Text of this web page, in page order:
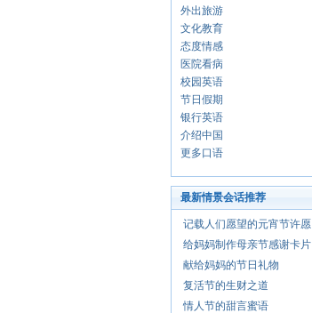
外出旅游
文化教育
态度情感
医院看病
校园英语
节日假期
银行英语
介绍中国
更多口语
最新情景会话推荐
记载人们愿望的元宵节许愿
给妈妈制作母亲节感谢卡片
献给妈妈的节日礼物
复活节的生财之道
情人节的甜言蜜语